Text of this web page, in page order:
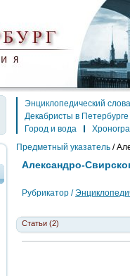
Энциклопедический
Декабристы в Петербурге
Город и вода
Предметный указатель /
Александро-
Рубрикатор /
Статьи (2)